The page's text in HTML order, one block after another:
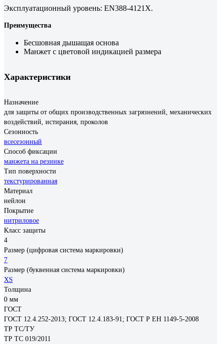
Эксплуатационный уровень: EN388-4121X.
Преимущества
Бесшовная дышащая основа
Манжет с цветовой индикацией размера
Характеристики
Назначение
для защиты от общих производственных загрязнений, механических
воздействий, истирания, проколов
Сезонность
всесезонный
Способ фиксации
манжета на резинке
Тип поверхности
текстурированная
Материал
нейлон
Покрытие
нитриловое
Класс защиты
4
Размер (цифровая система маркировки)
7
Размер (буквенная система маркировки)
XS
Толщина
0 мм
ГОСТ
ГОСТ 12.4.252-2013; ГОСТ 12.4.183-91; ГОСТ Р ЕН 1149-5-2008
ТР ТС/ТУ
ТР ТС 019/2011